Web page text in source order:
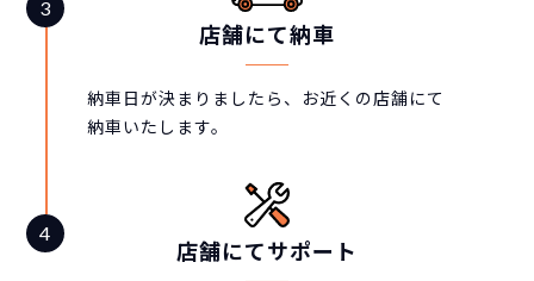
店舗にて納車
納車日が決まりましたら、お近くの店舗にて
納車いたします。
店舗にてサポート